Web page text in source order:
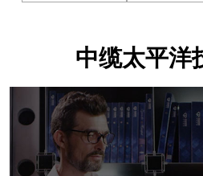
中缆太平洋